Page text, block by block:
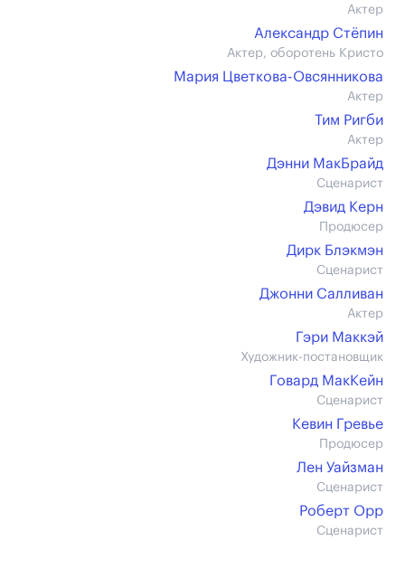
Актер
Александр Стёпин
Актер, оборотень Кристо
Мария Цветкова-Овсянникова
Актер
Тим Ригби
Актер
Дэнни МакБрайд
Сценарист
Дэвид Керн
Продюсер
Дирк Блэкмэн
Сценарист
Джонни Салливан
Актер
Гэри Маккэй
Художник-постановщик
Говард МакКейн
Сценарист
Кевин Гревье
Продюсер
Лен Уайзман
Сценарист
Роберт Орр
Сценарист